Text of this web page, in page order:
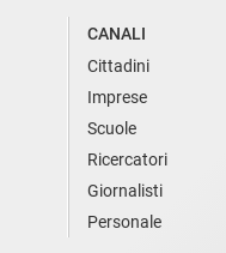
CANALI
Cittadini
Imprese
Scuole
Ricercatori
Giornalisti
Personale